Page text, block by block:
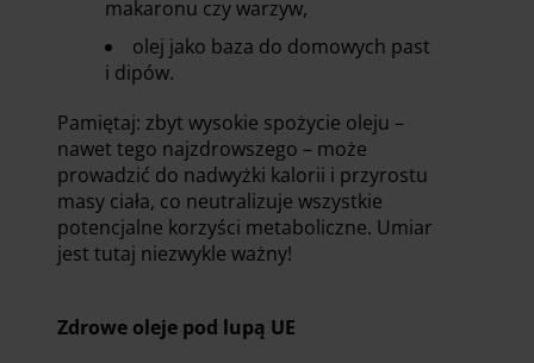
makaronu czy warzyw,
olej jako baza do domowych past
i dipów.
Pamiętaj: zbyt wysokie spożycie oleju –
nawet tego najzdrowszego – może
prowadzić do nadwyżki kalorii i przyrostu
masy ciała, co neutralizuje wszystkie
potencjalne korzyści metaboliczne. Umiar
jest tutaj niezwykle ważny!
Zdrowe oleje pod lupą UE